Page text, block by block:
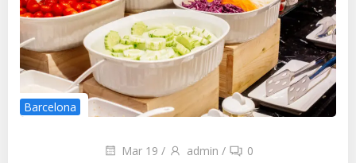
Barcelona
Mar 19 / admin / 0